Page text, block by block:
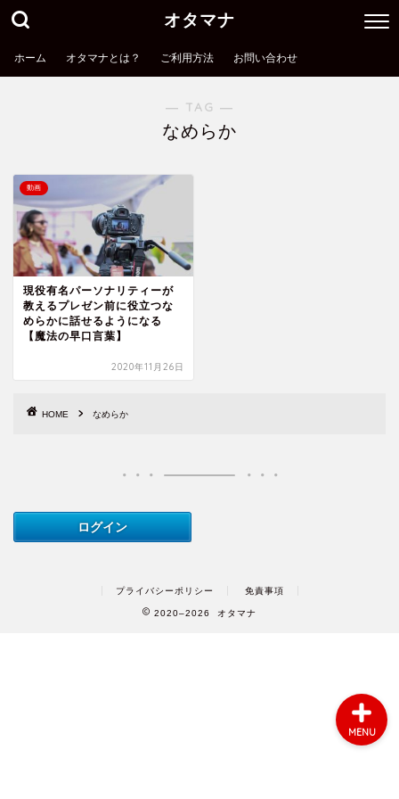
オタマナ
ホーム オタマナとは？ ご利用方法 お問い合わせ
― TAG ―
なめらか
動画
現役有名パーソナリティーが
教えるプレゼン前に役立つな
めらかに話せるようになる
【魔法の早口言葉】
2020年11月26日
HOME なめらか
プライバシーポリシー 免責事項
2020–2026 オタマナ
MENU
お問い合わせ